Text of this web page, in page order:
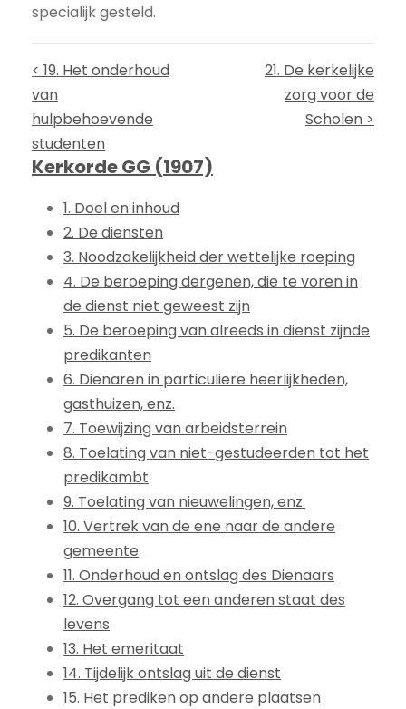
specialijk gesteld.
< 19. Het onderhoud
van
hulpbehoevende
studenten
21. De kerkelijke
zorg voor de
Scholen >
Kerkorde GG (1907)
1. Doel en inhoud
2. De diensten
3. Noodzakelijkheid der wettelijke roeping
4. De beroeping dergenen, die te voren in
de dienst niet geweest zijn
5. De beroeping van alreeds in dienst zijnde
predikanten
6. Dienaren in particuliere heerlijkheden,
gasthuizen, enz.
7. Toewijzing van arbeidsterrein
8. Toelating van niet-gestudeerden tot het
predikambt
9. Toelating van nieuwelingen, enz.
10. Vertrek van de ene naar de andere
gemeente
11. Onderhoud en ontslag des Dienaars
12. Overgang tot een anderen staat des
levens
13. Het emeritaat
14. Tijdelijk ontslag uit de dienst
15. Het prediken op andere plaatsen